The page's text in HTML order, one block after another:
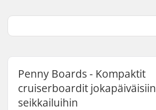
Penny Boards - Kompaktit
cruiserboardit jokapäiväisiin
seikkailuihin